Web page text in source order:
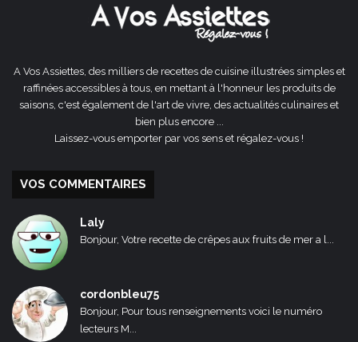
A Vos Assiettes, des milliers de recettes de cuisine illustrées simples et
raffinées accessibles à tous, en mettant à l'honneur les produits de
saisons, c'est également de l'art de vivre, des actualités culinaires et
bien plus encore ...
Laissez-vous emporter par vos sens et régalez-vous !
VOS COMMENTAIRES
Laly
Bonjour, Votre recette de crêpes aux fruits de mer a l...
cordonbleu75
Bonjour, Pour tous renseignements voici le numéro
lecteurs M...